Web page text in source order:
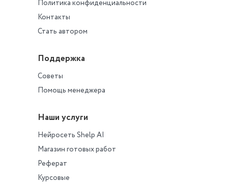
Политика конфиденциальности
Контакты
Стать автором
Поддержка
Советы
Помощь менеджера
Наши услуги
Нейросеть Shelp AI
Магазин готовых работ
Реферат
Курсовые